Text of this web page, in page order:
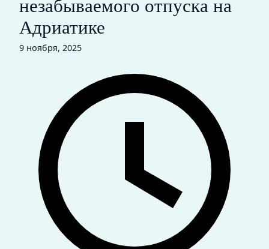
незабываемого отпуска на
Адриатике
9 ноября, 2025